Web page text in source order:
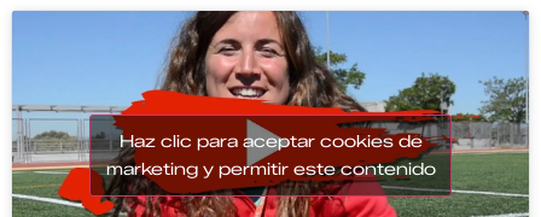
Haz clic para aceptar cookies de
marketing y permitir este contenido